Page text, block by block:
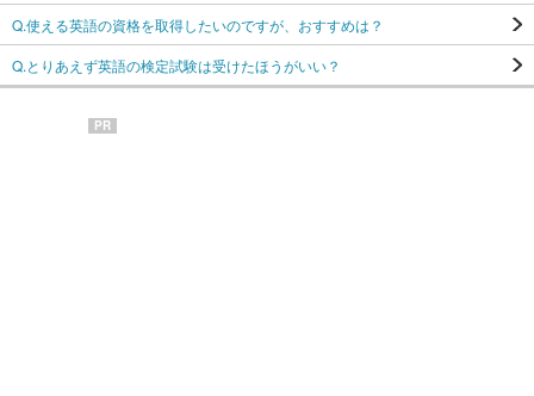
Q.使える英語の資格を取得したいのですが、おすすめは？
Q.とりあえず英語の検定試験は受けたほうがいい？
PR